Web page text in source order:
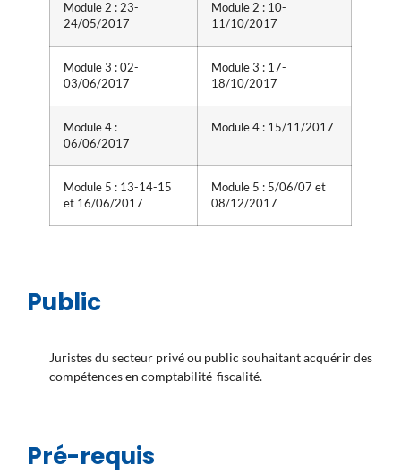
Module 2 : 23-
24/05/2017
Module 2 : 10-
11/10/2017
Module 3 : 02-
03/06/2017
Module 3 : 17-
18/10/2017
Module 4 :
06/06/2017
Module 4 : 15/11/2017
Module 5 : 13-14-15
et 16/06/2017
Module 5 : 5/06/07 et
08/12/2017
Public
Juristes du secteur privé ou public souhaitant acquérir des
compétences en comptabilité-fiscalité.
Pré-requis